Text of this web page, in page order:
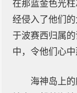
在那蓝金色光
经侵入了他们
于波赛西归属
中，令他们心
海神岛上